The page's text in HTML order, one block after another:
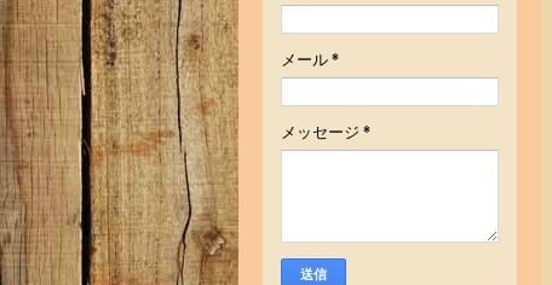
メール *
メッセージ *